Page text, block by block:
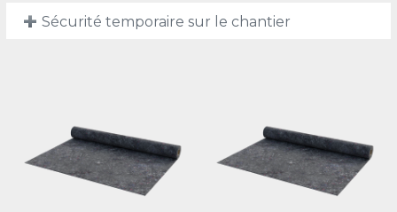
Sécurité temporaire sur le chantier